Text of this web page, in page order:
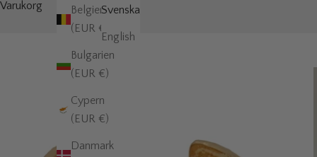
Belgien
(EUR €)
Bulgarien
(EUR €)
Cypern
(EUR €)
Danmark
Svenska
English
Varukorg